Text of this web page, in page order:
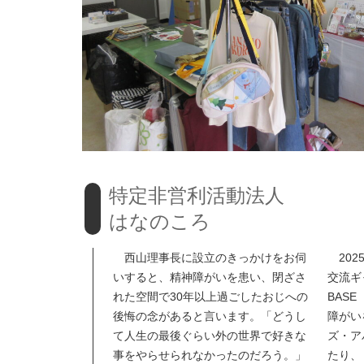
特定非営利活動法人
はなのころ
西山理事長に設立のきっかけをお伺
いすると、精神障がいを患い、閉ざさ
れた空間で30年以上過ごしたおじへの
後悔の念があると言います。「どうし
て人生の最後ぐらい外の世界で好きな
事をやらせられなかったのだろう。」
2025
交流
BASE
障が
ズ・
たり